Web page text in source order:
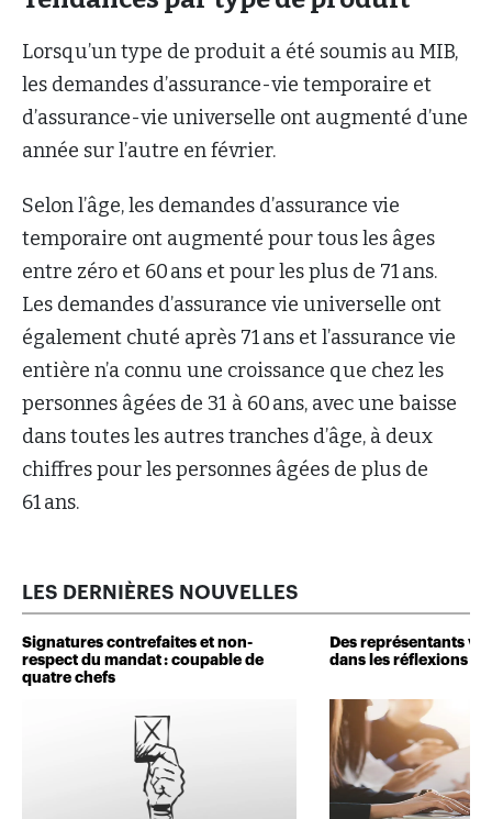
Lorsqu’un type de produit a été soumis au MIB,
les demandes d’assurance-vie temporaire et
d’assurance-vie universelle ont augmenté d’une
année sur l’autre en février.
Selon l’âge, les demandes d’assurance vie
temporaire ont augmenté pour tous les âges
entre zéro et 60 ans et pour les plus de 71 ans.
Les demandes d’assurance vie universelle ont
également chuté après 71 ans et l’assurance vie
entière n’a connu une croissance que chez les
personnes âgées de 31 à 60 ans, avec une baisse
dans toutes les autres tranches d’âge, à deux
chiffres pour les personnes âgées de plus de
61 ans.
LES DERNIÈRES NOUVELLES
Signatures contrefaites et non-
respect du mandat : coupable de
quatre chefs
Des représentants
dans les réflexions de